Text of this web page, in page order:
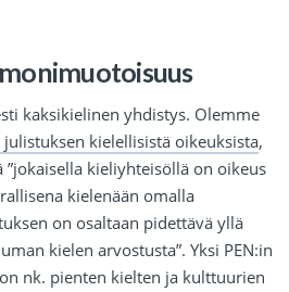
kaksikielinen yhdistys. Olemme
julistuksen kielellisistä oikeuksista,
”jokaisella kieliyhteisöllä on oikeus
kielenään omalla
on osaltaan pidettävä yllä
kielen arvostusta”. Yksi PEN:in
nk. pienten kielten ja kulttuurien